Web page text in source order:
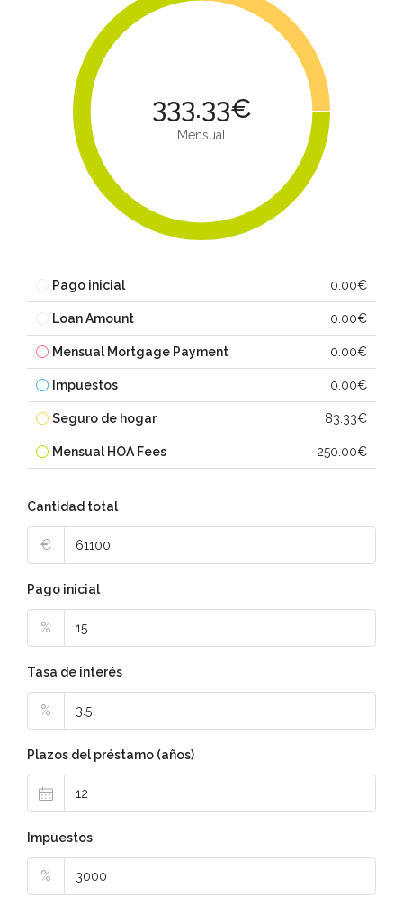
333.33€
Mensual
Pago inicial 0.00€
Loan Amount 0.00€
Mensual Mortgage Payment 0.00€
Impuestos 0.00€
Seguro de hogar 83.33€
Mensual HOA Fees 250.00€
Cantidad total
€
Pago inicial
%
Tasa de interés
%
Plazos del préstamo (años)
Impuestos
%